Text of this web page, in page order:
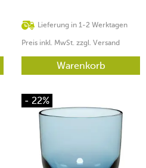
Lieferung in 1-2 Werktagen
Preis inkl. MwSt. zzgl. Versand
Warenkorb
- 22%